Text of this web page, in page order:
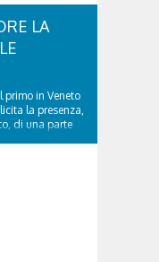
LA
primo in Veneto
la presenza,
di una parte
stessa